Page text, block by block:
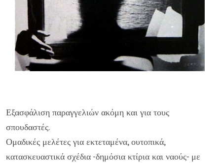
Εξασφάλιση παραγγελιών ακόμη και για τους
σπουδαστές.
Ομαδικές μελέτες για εκτεταμένα, ουτοπικά,
κατασκευαστικά σχέδια -δημόσια κτίρια και ναούς- με